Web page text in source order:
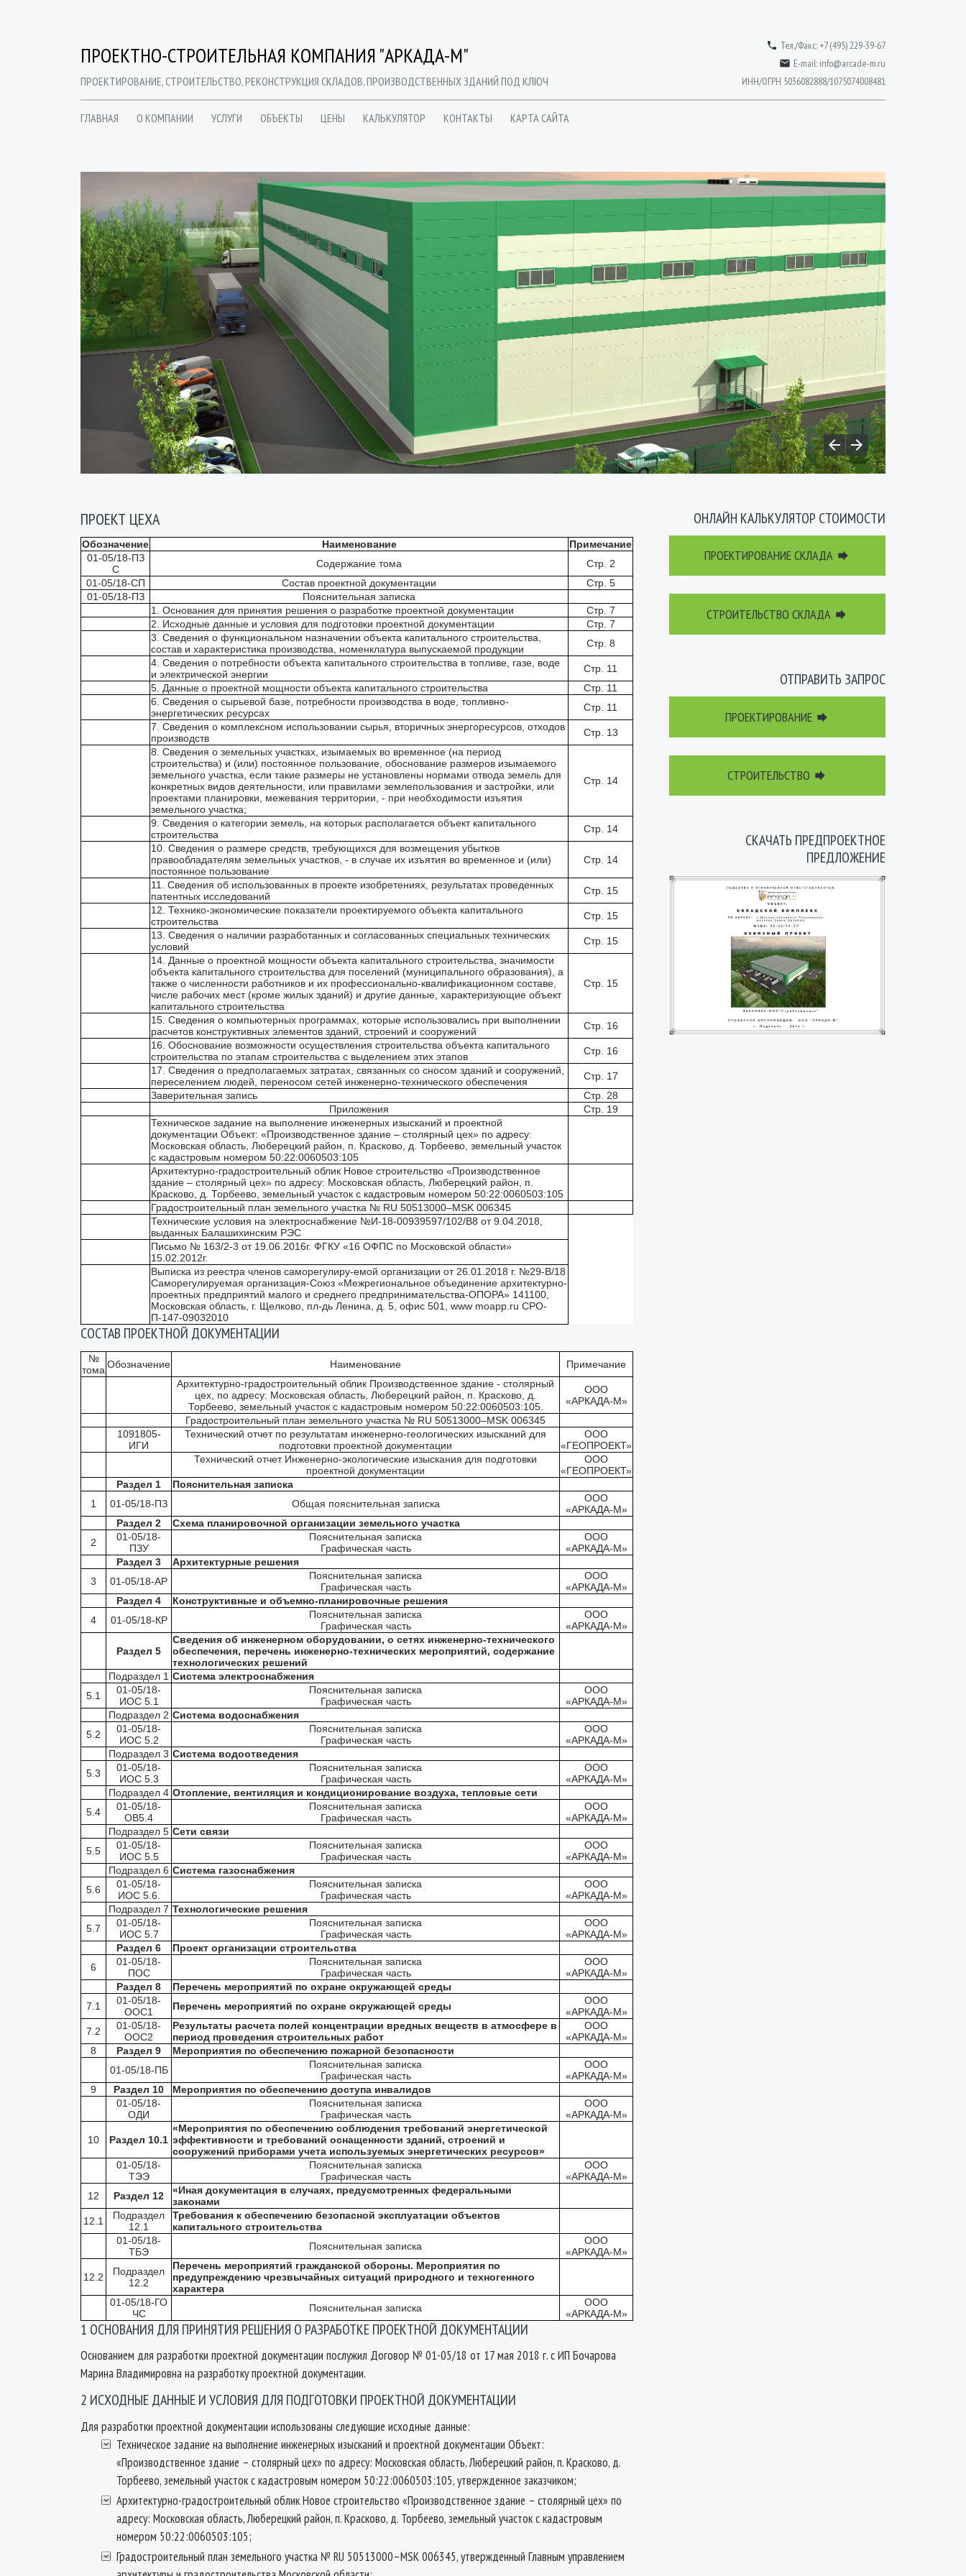
ПРОЕКТНО-СТРОИТЕЛЬНАЯ КОМПАНИЯ "АРКАДА-М"
ПРОЕКТИРОВАНИЕ, СТРОИТЕЛЬСТВО, РЕКОНСТРУКЦИЯ СКЛАДОВ, ПРОИЗВОДСТВЕННЫХ ЗДАНИЙ ПОД КЛЮЧ
 Тел./Факс: +7 (495) 229-39-67
 E-mail: info@arcade-m.ru
ИНН/ОГРН 5036082888/1075074008481
ГЛАВНАЯ О КОМПАНИИ УСЛУГИ ОБЪЕКТЫ ЦЕНЫ КАЛЬКУЛЯТОР КОНТАКТЫ КАРТА САЙТА
 
ПРОЕКТ ЦЕХА
Обозначение Наименование
Примечание
01-05/18-ПЗ
С
Содержание тома
Стр. 2
01-05/18-СП
Состав проектной документации
Стр. 5
01-05/18-ПЗ
Пояснительная записка
1. Основания для принятия решения о разработке проектной документации
Стр. 7
2. Исходные данные и условия для подготовки проектной документации
Стр. 7
3. Сведения о функциональном назначении объекта капитального строительства,
состав и характеристика производства, номенклатура выпускаемой продукции
Стр. 8
4. Сведения о потребности объекта капитального строительства в топливе, газе, воде
и электрической энергии
Стр. 11
5. Данные о проектной мощности объекта капитального строительства
Стр. 11
6. Сведения о сырьевой базе, потребности производства в воде, топливно-
энергетических ресурсах
Стр. 11
7. Сведения о комплексном использовании сырья, вторичных энергоресурсов, отходов
производств
Стр. 13
8. Сведения о земельных участках, изымаемых во временное (на период
строительства) и (или) постоянное пользование, обоснование размеров изымаемого
земельного участка, если такие размеры не установлены нормами отвода земель для
конкретных видов деятельности, или правилами землепользования и застройки, или
проектами планировки, межевания территории, - при необходимости изъятия
земельного участка;
Стр. 14
9. Сведения о категории земель, на которых располагается объект капитального
строительства
Стр. 14
10. Сведения о размере средств, требующихся для возмещения убытков
правообладателям земельных участков, - в случае их изъятия во временное и (или)
постоянное пользование
Стр. 14
11. Сведения об использованных в проекте изобретениях, результатах проведенных
патентных исследований
Стр. 15
12. Технико-экономические показатели проектируемого объекта капитального
строительства
Стр. 15
13. Сведения о наличии разработанных и согласованных специальных технических
условий
Стр. 15
14. Данные о проектной мощности объекта капитального строительства, значимости
объекта капитального строительства для поселений (муниципального образования), а
также о численности работников и их профессионально-квалификационном составе,
числе рабочих мест (кроме жилых зданий) и другие данные, характеризующие объект
капитального строительства
Стр. 15
15. Сведения о компьютерных программах, которые использовались при выполнении
расчетов конструктивных элементов зданий, строений и сооружений
Стр. 16
16. Обоснование возможности осуществления строительства объекта капитального
строительства по этапам строительства с выделением этих этапов
Стр. 16
17. Сведения о предполагаемых затратах, связанных со сносом зданий и сооружений,
переселением людей, переносом сетей инженерно-технического обеспечения
Стр. 17
Заверительная запись
Стр. 28
Приложения
Стр. 19
Техническое задание на выполнение инженерных изысканий и проектной
документации Объект: «Производственное здание – столярный цех» по адресу:
Московская область, Люберецкий район, п. Красково, д. Торбеево, земельный участок
с кадастровым номером 50:22:0060503:105
Архитектурно-градостроительный облик Новое строительство «Производственное
здание – столярный цех» по адресу: Московская область, Люберецкий район, п.
Красково, д. Торбеево, земельный участок с кадастровым номером 50:22:0060503:105
Градостроительный план земельного участка № RU 50513000–MSK 006345
Технические условия на электроснабжение №И-18-00939597/102/В8 от 9.04.2018,
выданных Балашихинским РЭС
Письмо № 163/2-3 от 19.06.2016г. ФГКУ «16 ОФПС по Московской области»
15.02.2012г.
Выписка из реестра членов саморегулиру-емой организации от 26.01.2018 г. №29-В/18
Саморегулируемая организация-Союз «Межрегиональное объединение архитектурно-
проектных предприятий малого и среднего предпринимательства-ОПОРА» 141100,
Московская область, г. Щелково, пл-дь Ленина, д. 5, офис 501, www moapp.ru СРО-
П-147-09032010
СОСТАВ ПРОЕКТНОЙ ДОКУМЕНТАЦИИ
№
тома Обозначение Наименование
Примечание
Архитектурно-градостроительный облик Производственное здание - столярный
цех, по адресу: Московская область, Люберецкий район, п. Красково, д.
Торбеево, земельный участок с кадастровым номером 50:22:0060503:105.
ООО
«АРКАДА-М»
Градостроительный план земельного участка № RU 50513000–MSK 006345
1091805-
ИГИ
Технический отчет по результатам инженерно-геологических изысканий для
подготовки проектной документации
ООО
«ГЕОПРОЕКТ»
Технический отчет Инженерно-экологические изыскания для подготовки
проектной документации
ООО
«ГЕОПРОЕКТ»
Раздел 1
Пояснительная записка
1
01-05/18-ПЗ Общая пояснительная записка
ООО
«АРКАДА-М»
Раздел 2
Схема планировочной организации земельного участка
2
01-05/18-
ПЗУ
Пояснительная записка
Графическая часть
ООО
«АРКАДА-М»
Раздел 3
Архитектурные решения
3
01-05/18-АР
Пояснительная записка
Графическая часть
ООО
«АРКАДА-М»
Раздел 4
Конструктивные и объемно-планировочные решения
4
01-05/18-КР
Пояснительная записка
Графическая часть
ООО
«АРКАДА-М»
Раздел 5
Сведения об инженерном оборудовании, о сетях инженерно-технического
обеспечения, перечень инженерно-технических мероприятий, содержание
технологических решений
Подраздел 1 Система электроснабжения
5.1
01-05/18-
ИОС 5.1
Пояснительная записка
Графическая часть
ООО
«АРКАДА-М»
Подраздел 2 Система водоснабжения
5.2
01-05/18-
ИОС 5.2
Пояснительная записка
Графическая часть
ООО
«АРКАДА-М»
Подраздел 3 Система водоотведения
5.3
01-05/18-
ИОС 5.3
Пояснительная записка
Графическая часть
ООО
«АРКАДА-М»
Подраздел 4 Отопление, вентиляция и кондиционирование воздуха, тепловые сети
5.4
01-05/18-
ОВ5.4
Пояснительная записка
Графическая часть
ООО
«АРКАДА-М»
Подраздел 5 Сети связи
5.5
01-05/18-
ИОС 5.5
Пояснительная записка
Графическая часть
ООО
«АРКАДА-М»
Подраздел 6 Система газоснабжения
5.6
01-05/18-
ИОС 5.6.
Пояснительная записка
Графическая часть
ООО
«АРКАДА-М»
Подраздел 7 Технологические решения
5.7
01-05/18-
ИОС 5.7
Пояснительная записка
Графическая часть
ООО
«АРКАДА-М»
Раздел 6
Проект организации строительства
6
01-05/18-
ПОС
Пояснительная записка
Графическая часть
ООО
«АРКАДА-М»
Раздел 8
Перечень мероприятий по охране окружающей среды
7.1
01-05/18-
ООС1
Перечень мероприятий по охране окружающей среды
ООО
«АРКАДА-М»
7.2
01-05/18-
ООС2
Результаты расчета полей концентрации вредных веществ в атмосфере в
период проведения строительных работ
ООО
«АРКАДА-М»
8
Раздел 9
Мероприятия по обеспечению пожарной безопасности
01-05/18-ПБ
Пояснительная записка
Графическая часть
ООО
«АРКАДА-М»
9
Раздел 10
Мероприятия по обеспечению доступа инвалидов
01-05/18-
ОДИ
Пояснительная записка
Графическая часть
ООО
«АРКАДА-М»
10 Раздел 10.1
«Мероприятия по обеспечению соблюдения требований энергетической
эффективности и требований оснащенности зданий, строений и
сооружений приборами учета используемых энергетических ресурсов»
01-05/18-
ТЭЭ
Пояснительная записка
Графическая часть
ООО
«АРКАДА-М»
12
Раздел 12
«Иная документация в случаях, предусмотренных федеральными
законами
12.1
Подраздел
12.1
Требования к обеспечению безопасной эксплуатации объектов
капитального строительства
01-05/18-
ТБЭ
Пояснительная записка
ООО
«АРКАДА-М»
12.2
Подраздел
12.2
Перечень мероприятий гражданской обороны. Мероприятия по
предупреждению чрезвычайных ситуаций природного и техногенного
характера
01-05/18-ГО
ЧС
Пояснительная записка
ООО
«АРКАДА-М»
1 ОСНОВАНИЯ ДЛЯ ПРИНЯТИЯ РЕШЕНИЯ О РАЗРАБОТКЕ ПРОЕКТНОЙ ДОКУМЕНТАЦИИ
Основанием для разработки проектной документации послужил Договор № 01-05/18 от 17 мая 2018 г. с ИП Бочарова
Марина Владимировна на разработку проектной документации.
2 ИСХОДНЫЕ ДАННЫЕ И УСЛОВИЯ ДЛЯ ПОДГОТОВКИ ПРОЕКТНОЙ ДОКУМЕНТАЦИИ
Для разработки проектной документации использованы следующие исходные данные:
Техническое задание на выполнение инженерных изысканий и проектной документации Объект:
«Производственное здание – столярный цех» по адресу: Московская область, Люберецкий район, п. Красково, д.
Торбеево, земельный участок с кадастровым номером 50:22:0060503:105, утвержденное заказчиком;
Архитектурно-градостроительный облик Новое строительство «Производственное здание – столярный цех» по
адресу: Московская область, Люберецкий район, п. Красково, д. Торбеево, земельный участок с кадастровым
номером 50:22:0060503:105;
Градостроительный план земельного участка № RU 50513000–MSK 006345, утвержденный Главным управлением
ОНЛАЙН КАЛЬКУЛЯТОР СТОИМОСТИ
ПРОЕКТИРОВАНИЕ СКЛАДА 
СТРОИТЕЛЬСТВО СКЛАДА 
ОТПРАВИТЬ ЗАПРОС
ПРОЕКТИРОВАНИЕ 
СТРОИТЕЛЬСТВО 
СКАЧАТЬ ПРЕДПРОЕКТНОЕ
ПРЕДЛОЖЕНИЕ